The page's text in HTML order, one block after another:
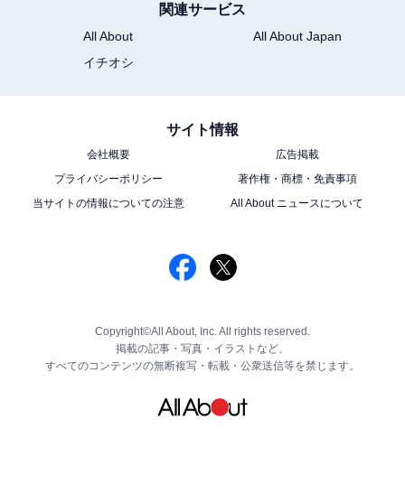
関連サービス
All About
All About Japan
イチオシ
サイト情報
会社概要
広告掲載
プライバシーポリシー
著作権・商標・免責事項
当サイトの情報についての注意
All About ニュースについて
Copyright©All About, Inc. All rights reserved.
掲載の記事・写真・イラストなど、
すべてのコンテンツの無断複写・転載・公衆送信等を禁じます。